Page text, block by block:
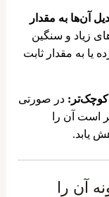
آن‌ها به مقدار
زیاد و سنگین
یا به مقدار ثابت
کوچک‌تر: در صورتی
است آن را
یابد.
آن را